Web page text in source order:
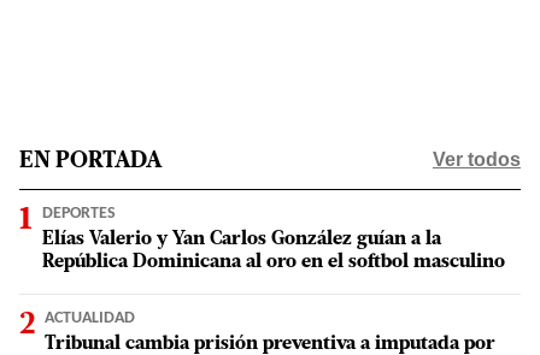
EN PORTADA Ver todos
DEPORTES
Elías Valerio y Yan Carlos González guían a la
República Dominicana al oro en el softbol masculino
ACTUALIDAD
Tribunal cambia prisión preventiva a imputada por